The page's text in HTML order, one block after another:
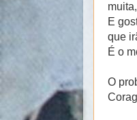
E
que
É o
O